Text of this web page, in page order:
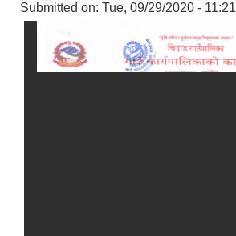
Submitted on: Tue, 09/29/2020 - 11:21